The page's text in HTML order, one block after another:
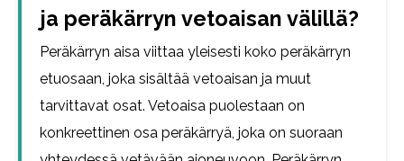
ja peräkärryn vetoaisan välillä?
Peräkärryn aisa viittaa yleisesti koko peräkärryn
etuosaan, joka sisältää vetoaisan ja muut
tarvittavat osat. Vetoaisa puolestaan on
konkreettinen osa peräkärryä, joka on suoraan